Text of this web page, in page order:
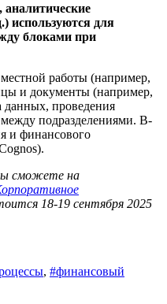
используются для
блоками при
работы (например,
и документы (например,
данных, проведения
подразделениями. В-
и финансового
сможете на
18-19 сентября 2025
, #финансовый